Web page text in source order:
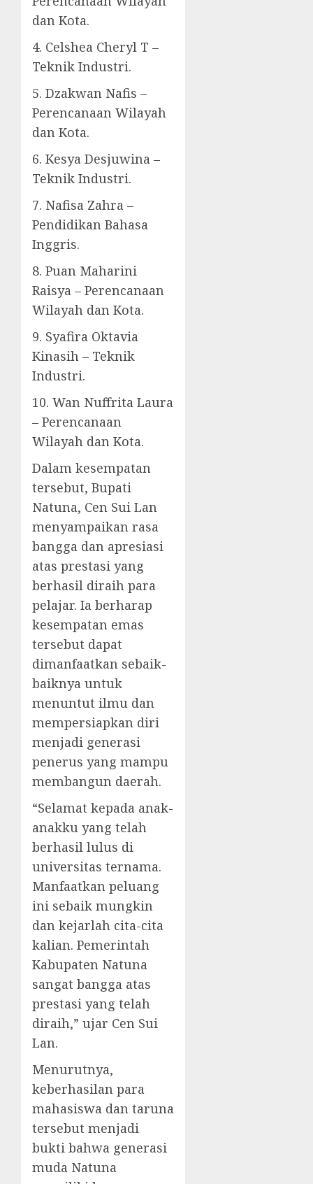
dan Kota.
4. Celshea Cheryl T –
Teknik Industri.
5. Dzakwan Nafis –
Perencanaan Wilayah
dan Kota.
6. Kesya Desjuwina –
Teknik Industri.
7. Nafisa Zahra –
Pendidikan Bahasa
Inggris.
8. Puan Maharini
Raisya – Perencanaan
Wilayah dan Kota.
9. Syafira Oktavia
Kinasih – Teknik
Industri.
10. Wan Nuffrita Laura
– Perencanaan
Wilayah dan Kota.
Dalam kesempatan
tersebut, Bupati
Natuna, Cen Sui Lan
menyampaikan rasa
bangga dan apresiasi
atas prestasi yang
berhasil diraih para
pelajar. Ia berharap
kesempatan emas
tersebut dapat
dimanfaatkan sebaik-
baiknya untuk
menuntut ilmu dan
mempersiapkan diri
menjadi generasi
penerus yang mampu
membangun daerah.
“Selamat kepada anak-
anakku yang telah
berhasil lulus di
universitas ternama.
Manfaatkan peluang
ini sebaik mungkin
dan kejarlah cita-cita
kalian. Pemerintah
Kabupaten Natuna
sangat bangga atas
prestasi yang telah
diraih,” ujar Cen Sui
Lan.
Menurutnya,
keberhasilan para
mahasiswa dan taruna
tersebut menjadi
bukti bahwa generasi
muda Natuna